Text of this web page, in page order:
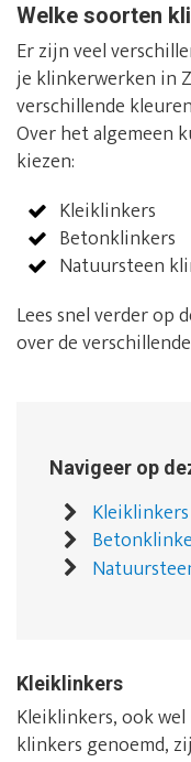
Welke soorten
Er zijn veel
je klinkerwerken in
verschillende
Over het algemeen
kiezen:
Kleiklinkers
Betonklinkers
Natuursteen
Lees snel verder op
over de
Navigeer op
Kleiklinkers
Kleiklinkers
Kleiklinkers, ook
klinkers genoemd,